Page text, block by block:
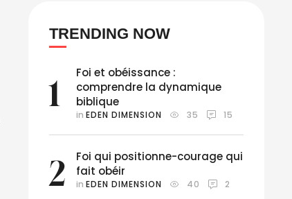
TRENDING NOW
1
Foi et obéissance :
comprendre la dynamique
biblique
in EDEN DIMENSION 35 15
2
Foi qui positionne-courage qui
fait obéir
in EDEN DIMENSION 40 2